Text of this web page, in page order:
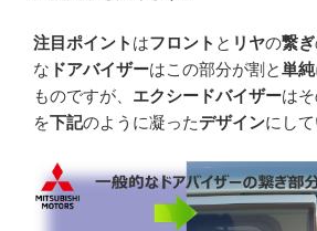
注目ポイント はフロント と リヤの繋ぎ
な ドアバイザーはこの部分が割と単純
ものですが、 エクシードバイザーは
を下記のように凝ったデザインにして